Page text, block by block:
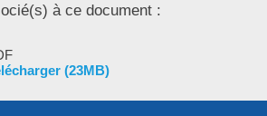
à ce document :
(23MB)